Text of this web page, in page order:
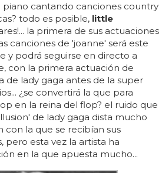
piano cantando canciones country
todo es posible, little
la primera de sus actuaciones
canciones de 'joanne' será este
y podrá seguirse en directo a
con la primera actuación de
de lady gaga antes de la super
¿se convertirá la que para
en la reina del flop? el ruido que
de lady gaga dista mucho
con la que se recibían sus
pero esta vez la artista ha
en la que apuesta mucho...